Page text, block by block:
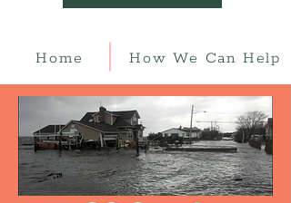
Home How We Can Help